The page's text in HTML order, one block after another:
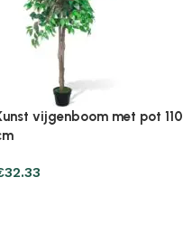
vijgenboom met pot 110
32.33